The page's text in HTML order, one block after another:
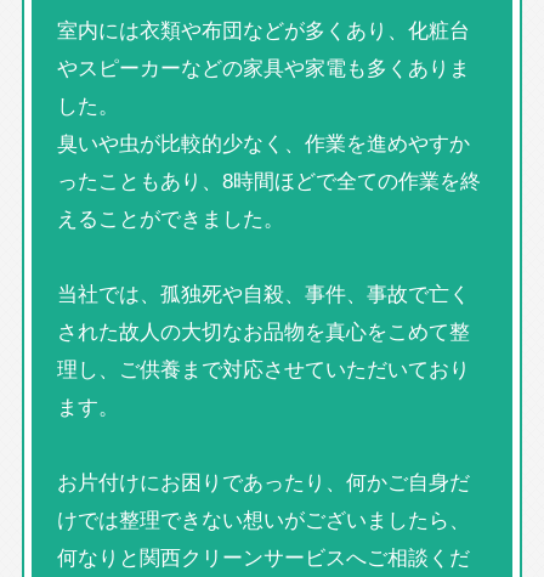
室内には衣類や布団などが多くあり、化粧台
やスピーカーなどの家具や家電も多くありま
した。
臭いや虫が比較的少なく、作業を進めやすか
ったこともあり、8時間ほどで全ての作業を終
えることができました。
当社では、孤独死や自殺、事件、事故で亡く
された故人の大切なお品物を真心をこめて整
理し、ご供養まで対応させていただいており
ます。
お片付けにお困りであったり、何かご自身だ
けでは整理できない想いがございましたら、
何なりと関西クリーンサービスへご相談くだ